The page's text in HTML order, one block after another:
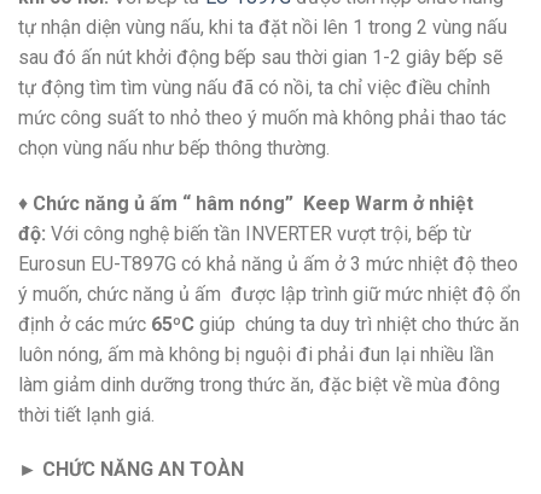
tự nhận diện vùng nấu, khi ta đặt nồi lên 1 trong 2 vùng nấu
sau đó ấn nút khởi động bếp sau thời gian 1-2 giây bếp sẽ
tự động tìm tìm vùng nấu đã có nồi, ta chỉ việc điều chỉnh
mức công suất to nhỏ theo ý muốn mà không phải thao tác
chọn vùng nấu như bếp thông thường.
♦ Chức năng ủ ấm “ hâm nóng” Keep Warm ở nhiệt
độ: Với công nghệ biến tần INVERTER vượt trội, bếp từ
Eurosun EU-T897G có khả năng ủ ấm ở 3 mức nhiệt độ theo
ý muốn, chức năng ủ ấm được lập trình giữ mức nhiệt độ ổn
định ở các mức 65ºC giúp chúng ta duy trì nhiệt cho thức ăn
luôn nóng, ấm mà không bị nguội đi phải đun lại nhiều lần
làm giảm dinh dưỡng trong thức ăn, đặc biệt về mùa đông
thời tiết lạnh giá.
► CHỨC NĂNG AN TOÀN